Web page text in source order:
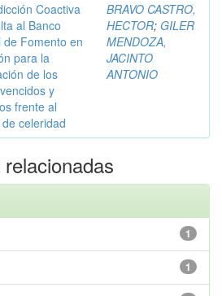
Coactiva
al Banco
de Fomento en
para la
de los
y
frente al
celeridad
BRAVO CASTRO,
HECTOR; GILER
MENDOZA,
JACINTO
ANTONIO
1
1